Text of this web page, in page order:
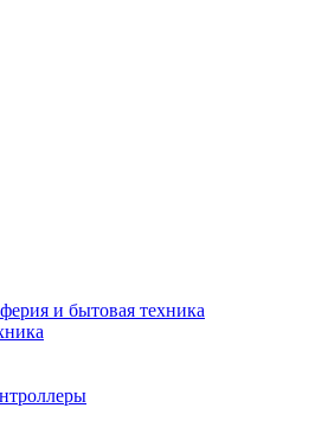
и бытовая техника